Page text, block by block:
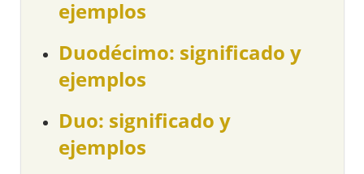
ejemplos
Duodécimo: significado y
ejemplos
Duo: significado y
ejemplos